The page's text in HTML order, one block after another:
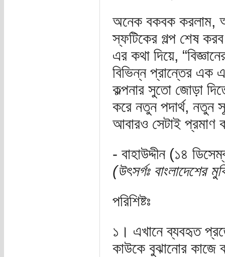
অনেক বকবক করলাম,
স্ফটিকের গল্প শেষ করব
এর কথা দিয়ে,
বিভিন্ন প্রান্তের এক
কল্পনার সুতো জোড়া
করে নতুন পদার্থ, নতুন
আবারও সেটাই প্রমাণ
- বাহাউদ্দীন (১৪
(উৎসর্গঃ বাংলাদেশের
পরিশিষ্টঃ
১। এখানে ব্যবহৃত
কাউকে বুঝানোর কাজে